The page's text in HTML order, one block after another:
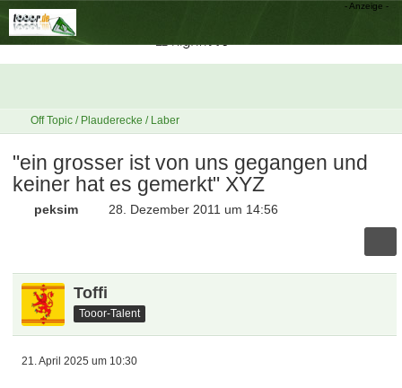
Off Topic / Plauderecke / Laber
"ein grosser ist von uns gegangen und
keiner hat es gemerkt" XYZ
peksim 28. Dezember 2011 um 14:56
Toffi
Tooor-Talent
21. April 2025 um 10:30